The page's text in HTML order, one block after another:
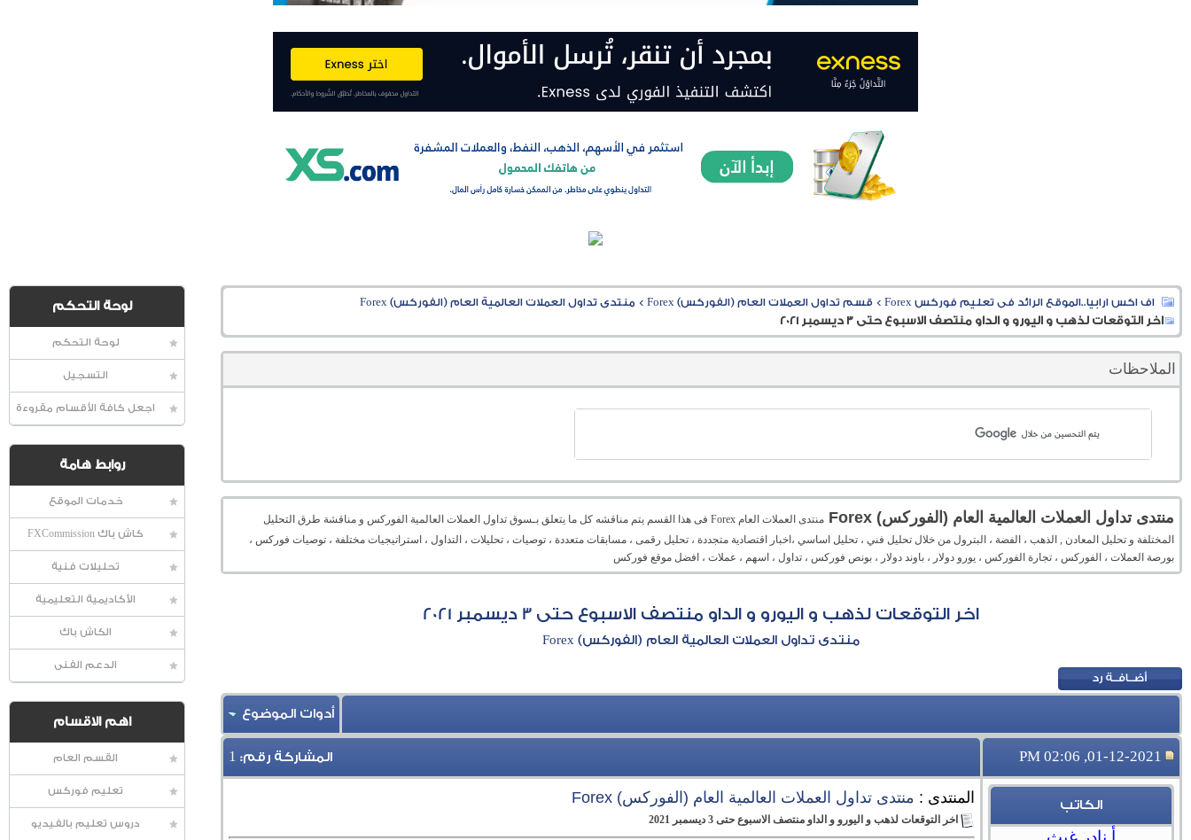
لوحة التحكم
لوحة التحكم
التسجيل
اجعل كافة الأقسام مقروءة
روابط هامة
خدمات الموقع
كاش باك FXCommission
تحليلات فنية
الأكاديمية التعليمية
الكاش باك
الدعم الفنى
اهم الاقسام
القسم العام
تعليم فوركس
دروس تعليم بالفيديو
اف اكس ارابيا..الموقع الرائد فى تعليم فوركس Forex > قسم تداول العملات العام (الفوركس) Forex > منتدى تداول العملات العالمية العام (الفوركس) Forex
اخر التوقعات لذهب و اليورو و الداو منتصف الاسبوع حتى 3 ديسمبر 2021
الملاحظات
منتدى تداول العملات العالمية العام (الفوركس) Forex
منتدى العملات العام Forex فى هذا القسم يتم مناقشه كل ما يتعلق بـسوق تداول العملات العالمية الفوركس و مناقشة طرق التحليل
المختلفة و تحليل المعادن , الذهب ، الفضة ، البترول من خلال تحليل فني ، تحليل اساسي ،اخبار اقتصادية متجددة ، تحليل رقمى ، مسابقات متعددة ، توصيات ، تحليلات ، التداول ، استراتيجيات مختلفة ، توصيات فوركس ،
بورصة العملات ، الفوركس ، تجارة الفوركس ، يورو دولار ، باوند دولار ، بونص فوركس ، تداول ، اسهم ، عملات ، افضل موقع فوركس
اخر التوقعات لذهب و اليورو و الداو منتصف الاسبوع حتى 3 ديسمبر 2021
منتدى تداول العملات العالمية العام (الفوركس) Forex
أدوات الموضوع
01-12-2021, 02:06 PM المشاركة رقم: 1
الكاتب المنتدى : منتدى تداول العملات العالمية العام (الفوركس) Forex
اخر التوقعات لذهب و اليورو و الداو منتصف الاسبوع حتى 3 ديسمبر 2021